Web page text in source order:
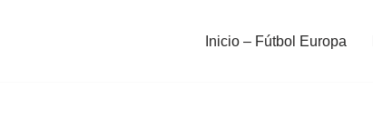
Inicio – Fútbol Europa